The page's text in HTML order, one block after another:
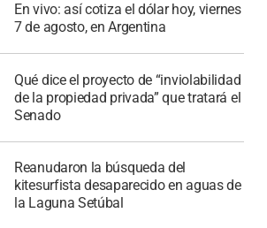
En vivo: así cotiza el dólar hoy, viernes
7 de agosto, en Argentina
Qué dice el proyecto de “inviolabilidad
de la propiedad privada” que tratará el
Senado
Reanudaron la búsqueda del
kitesurfista desaparecido en aguas de
la Laguna Setúbal